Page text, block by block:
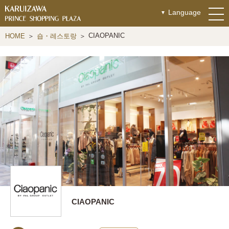
Language
HOME 숍・레스토랑 CIAOPANIC
CIAOPANIC